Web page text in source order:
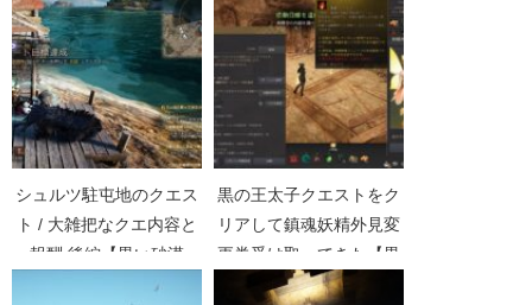
シュルツ駐屯地のクエス
ト / 大雑把なクエ内容と
報酬 後編【黒い砂漠
黒の王太子クエストをク
リアして鎮魂妖精外見変
更券受け取ってきた【黒
い砂漠Part5299】